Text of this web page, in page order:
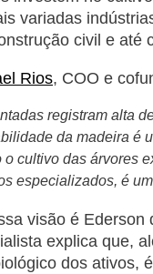
variadas
civil e até
Rios, COO e
registram alta
da madeira é
o cultivo das árvores
especializados, é
visão é
explica que,
dos ativos,